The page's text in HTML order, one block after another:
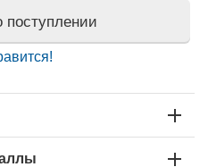
поступлении